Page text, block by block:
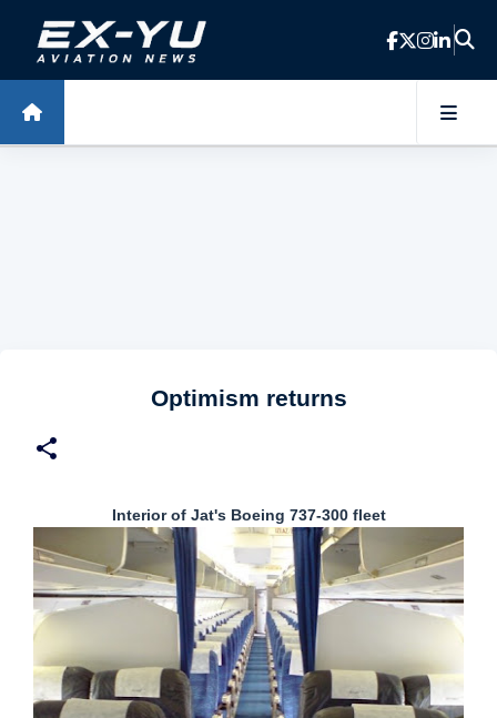
Skip to main content
Optimism returns
Interior of Jat's Boeing 737-300 fleet